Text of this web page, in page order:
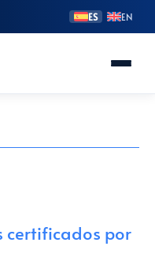
ES EN
certificados por